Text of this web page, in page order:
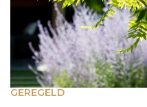
GEREGELD